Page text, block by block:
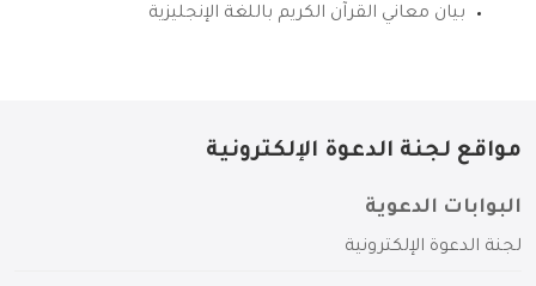
بيان معاني القرآن الكريم باللغة الإنجليزية
مواقع لجنة الدعوة الإلكترونية
البوابات الدعوية
لجنة الدعوة الإلكترونية